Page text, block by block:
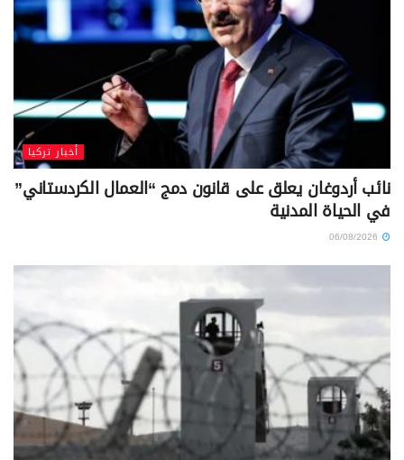
أخبار تركيا
نائب أردوغان يعلق على قانون دمج “العمال الكردستاني”
في الحياة المدنية